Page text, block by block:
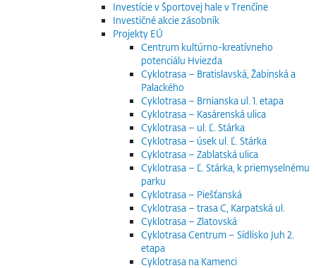
Investície v Športovej hale v Trenčíne
Investičné akcie zásobník
Projekty EÚ
Centrum kultúrno-kreatívneho
potenciálu Hviezda
Cyklotrasa – Bratislavská, Žabinská a
Palackého
Cyklotrasa – Brnianska ul. 1. etapa
Cyklotrasa – Kasárenská ulica
Cyklotrasa – ul. Ľ. Stárka
Cyklotrasa – úsek ul. Ľ. Stárka
Cyklotrasa – Zablatská ulica
Cyklotrasa – Ľ. Stárka, k priemyselnému
parku
Cyklotrasa – Piešťanská
Cyklotrasa – trasa C, Karpatská ul.
Cyklotrasa – Zlatovská
Cyklotrasa Centrum – Sídlisko Juh 2.
etapa
Cyklotrasa na Kamenci